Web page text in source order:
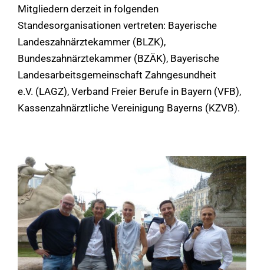
Mitgliedern derzeit in folgenden
Standesorganisationen vertreten: Bayerische
Landeszahnärztekammer (BLZK),
Bundeszahnärztekammer (BZÄK), Bayerische
Landesarbeitsgemeinschaft Zahngesundheit
e.V. (LAGZ), Verband Freier Berufe in Bayern (VFB),
Kassenzahnärztliche Vereinigung Bayerns (KZVB).